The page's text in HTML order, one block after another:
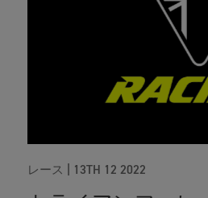
レース 13TH 12 2022